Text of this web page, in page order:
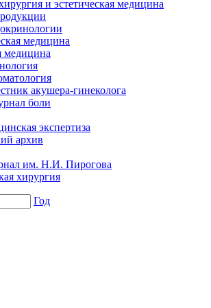
и эстетическая медицина
медицина
медицина
акушера-гинеколога
боли
экспертиза
архив
им. Н.И. Пирогова
хирургия
Год